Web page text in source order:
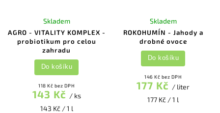
AGRO - VITALITY KOMPLEX -
probiotikum pro celou
zahradu
Skladem
118 Kč bez DPH
143 Kč / ks
143 Kč / 1 l
Do košíku
ROKOHUMÍN - Jahody a
drobné ovoce
Skladem
146 Kč bez DPH
177 Kč / liter
177 Kč / 1 l
Do košíku